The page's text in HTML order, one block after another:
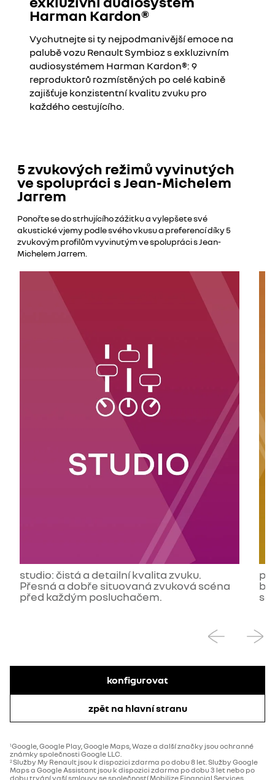
Harman Kardon®
Vychutnejte si ty nejpodmanivější emoce na
palubě vozu Renault Symbioz s exkluzivním
audiosystémem Harman Kardon®: 9
reproduktorů rozmístěných po celé kabině
zajišťuje konzistentní kvalitu zvuku pro
každého cestujícího.​
5 zvukových režimů vyvinutých
ve spolupráci s Jean-Michelem
Jarrem
Ponořte se do strhujícího zážitku a vylepšete své
akustické vjemy podle svého vkusu a preferencí díky 5
zvukovým profilům vyvinutým ve spolupráci s Jean-
Michelem Jarrem.
studio: čistá a detailní kvalita zvuku.
Přesná a dobře situovaná zvuková scéna
před každým posluchačem.
konfigurovat
zpět na hlavní stranu
1Google, Google Play, Google Maps, Waze a další značky jsou ochranné
známky společnosti Google LLC.
2Služby My Renault jsou k dispozici zdarma po dobu 8 let. Služby Google
Maps a Google Assistant jsou k dispozici zdarma po dobu 3 let nebo po
dobu trvání vaší smlouvy se společností Mobilize Financial Services